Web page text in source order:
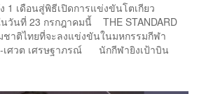
1 เดือนสู่พิธีเปิดการแข่งขันโตเกียว
วันที่ 23 กรกฎาคมนี้ THE STANDARD
าติไทยที่จะลงแข่งขันในมหกรรมกีฬา
ศวต เศรษฐาภรณ์ นักกีฬายิงเป้าบิน